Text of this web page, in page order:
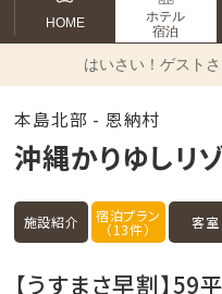
HOME
ホテル
宿泊
はいさい！ ゲスト
本島北部 - 恩納村
沖縄かりゆしリ
施設紹介 宿泊プラン
（13件） 客室
【うすまさ早割】